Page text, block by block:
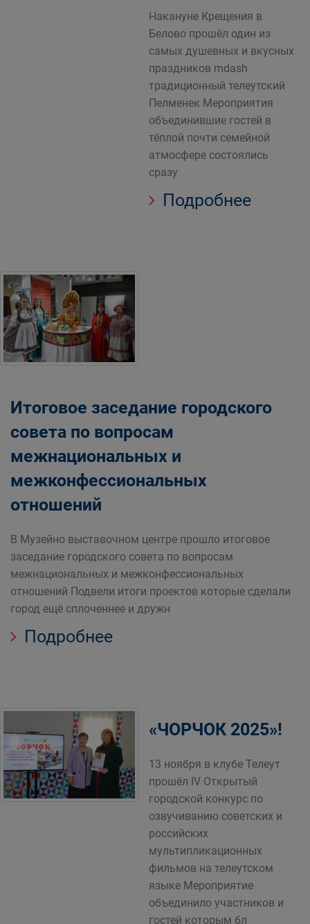
Накануне Крещения в
Белово прошёл один из
самых душевных и вкусных
праздников mdash
традиционный телеутский
Пелменек Мероприятия
объединившие гостей в
тёплой почти семейной
атмосфере состоялись
сразу
Подробнее
Итоговое заседание городского
совета по вопросам
межнациональных и
межконфессиональных
отношений
В Музейно выставочном центре прошло итоговое
заседание городского совета по вопросам
межнациональных и межконфессиональных
отношений Подвели итоги проектов которые сделали
город ещё сплоченнее и дружн
Подробнее
«ЧОРЧОК 2025»!
13 ноября в клубе Телеут
прошёл IV Открытый
городской конкурс по
озвучиванию советских и
российских
мультипликационных
фильмов на телеутском
языке Мероприятие
объединило участников и
гостей которым бл